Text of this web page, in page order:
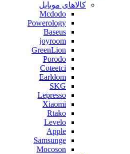
کالاهای موبایل
Mcdodo
Powerology
Baseus
joyroom
GreenLion
Porodo
Coteetci
Earldom
SKG
Lepresso
Xiaomi
Rtako
Levelo
Apple
Samsunge
Mocoson